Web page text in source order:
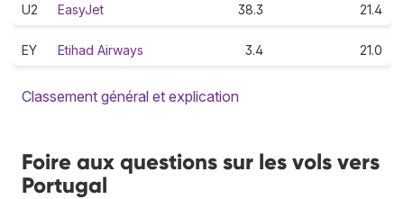
U2 EasyJet 38.3 21.4
EY Etihad Airways 3.4 21.0
Classement général et explication
Foire aux questions sur les vols vers
Portugal